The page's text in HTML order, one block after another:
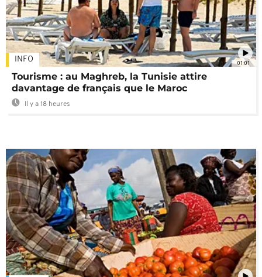
01:01
INFO
Tourisme : au Maghreb, la Tunisie attire
davantage de français que le Maroc
Il y a 18 heures